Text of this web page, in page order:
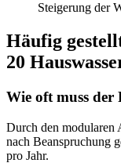
Steigerung der
Häufig
20
Wie oft muss der
Durch den modularen
nach Beanspruchung
pro Jahr.